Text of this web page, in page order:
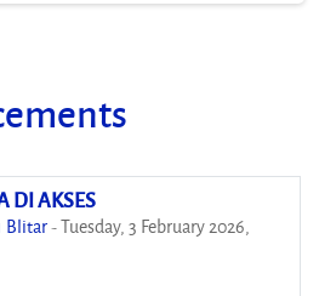
DI AKSES
Blitar-Tuesday, 3 February 2026,